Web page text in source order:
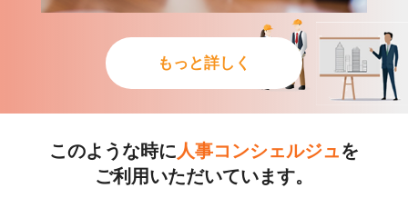
もっと詳しく
このような時に 人事コンシェルジュを
ご利用いただいています。